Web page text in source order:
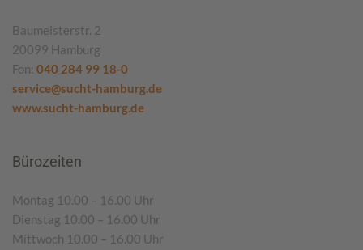
Baumeisterstr. 2
20099 Hamburg
Fon: 040 284 99 18-0
service@sucht-hamburg.de
www.sucht-hamburg.de
Bürozeiten
Montag 10.00 – 16.00 Uhr
Dienstag 10.00 – 16.00 Uhr
Mittwoch 10.00 – 16.00 Uhr